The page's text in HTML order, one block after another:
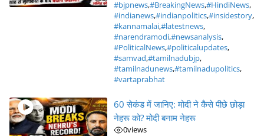
#bjpnews,#BreakingNews,#HindiNews,
#indianews,#indianpolitics,#insidestory,
#kannamalai,#latestnews,
#narendramodi,#newsanalysis,
#PoliticalNews,#politicalupdates,
#samvad,#tamilnadubjp,
#tamilnadunews,#tamilnadupolitics,
#vartaprabhat
60 सेकंड में जानिए: मोदी ने कैसे पीछे छोड़ा
नेहरू को? मोदी बनाम नेहरू
0views